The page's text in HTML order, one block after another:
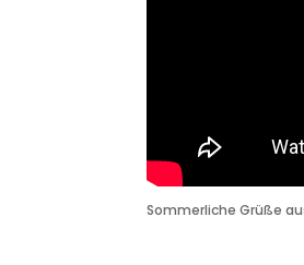
Sommerliche Grüße